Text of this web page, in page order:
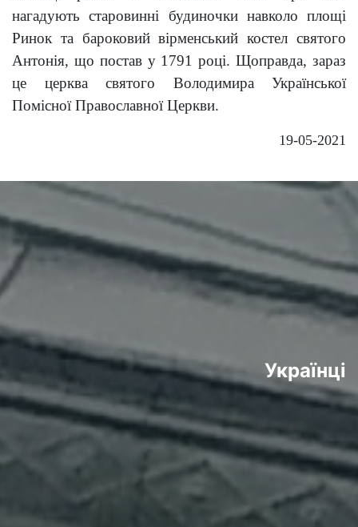
нагадують старовинні будиночки навколо площі
Ринок та бароковий вірменський костел святого
Антонія, що постав у 1791 році. Щоправда, зараз
це церква святого Володимира Української
Помісної Православної Церкви.
19-05-2021
Українці